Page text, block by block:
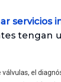
servicios
tengan
el